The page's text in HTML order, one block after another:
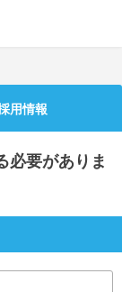
くある質問
用情報
必要がありま